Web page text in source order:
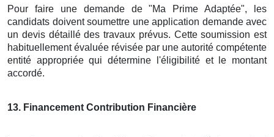
Pour faire une demande de "Ma Prime Adaptée", les
candidats doivent soumettre une application demande avec
un devis détaillé des travaux prévus. Cette soumission est
habituellement évaluée révisée par une autorité compétente
entité appropriée qui détermine l'éligibilité et le montant
accordé.
13. Financement Contribution Financière